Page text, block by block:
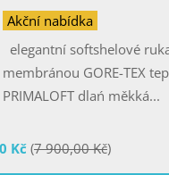
Akční nabídka
elegantní softshelové
membránou GORE-TEX
PRIMALOFT dlań měkká...
Kč(7 900,00 Kč)